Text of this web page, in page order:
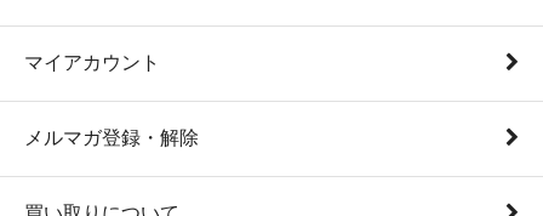
マイアカウント
メルマガ登録・解除